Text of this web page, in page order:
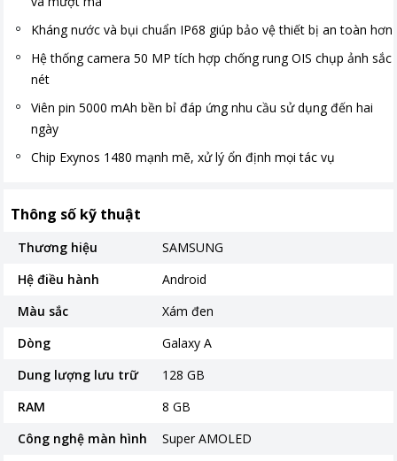
Kháng nước và bụi chuẩn IP68 giúp bảo vệ thiết bị an toàn hơn
Hệ thống camera 50 MP tích hợp chống rung OIS chụp ảnh sắc
nét
Viên pin 5000 mAh bền bỉ đáp ứng nhu cầu sử dụng đến hai
ngày
Chip Exynos 1480 mạnh mẽ, xử lý ổn định mọi tác vụ
Thông số kỹ thuật
Thương hiệu
SAMSUNG
Hệ điều hành
Android
Màu sắc
Xám đen
Dòng
Galaxy A
Dung lượng lưu trữ
128 GB
RAM
8 GB
Công nghệ màn hình
Super AMOLED